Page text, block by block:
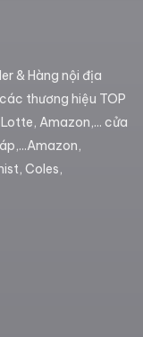
& Hàng nội địa
thương hiệu TOP
Amazon,... cửa
Coles,